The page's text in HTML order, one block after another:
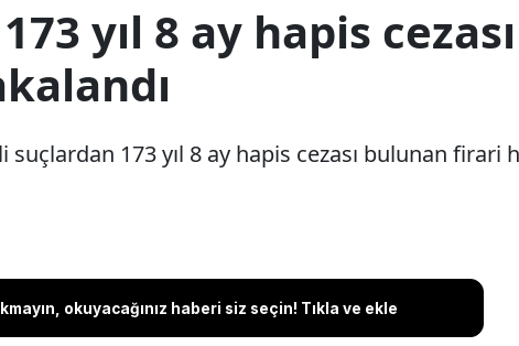
yıl 8 ay hapis
173 yıl 8 ay hapis cezası bulunan firari
okuyacağınız haberi siz seçin! Tıkla ve ekle